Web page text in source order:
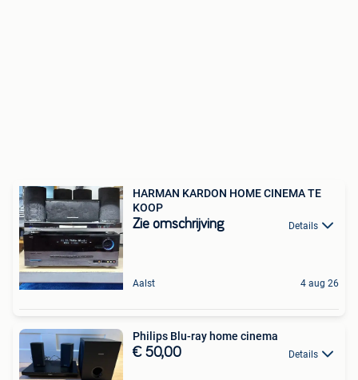
HARMAN KARDON HOME CINEMA TE
KOOP
Zie omschrijving Details
Aalst 4 aug 26
Philips Blu-ray home cinema
€ 50,00 Details